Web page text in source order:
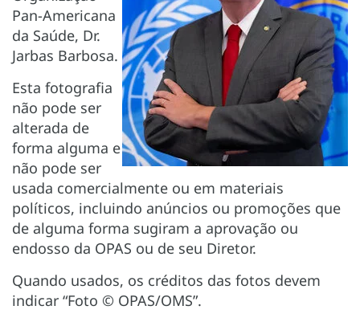
Pan-Americana
da Saúde, Dr.
Jarbas Barbosa.
Esta fotografia
não pode ser
alterada de
forma alguma e
não pode ser
usada comercialmente ou em materiais
políticos, incluindo anúncios ou promoções que
de alguma forma sugiram a aprovação ou
endosso da OPAS ou de seu Diretor.
Quando usados, os créditos das fotos devem
indicar “Foto © OPAS/OMS”.